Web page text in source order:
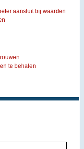
aansluit bij waarden
te behalen